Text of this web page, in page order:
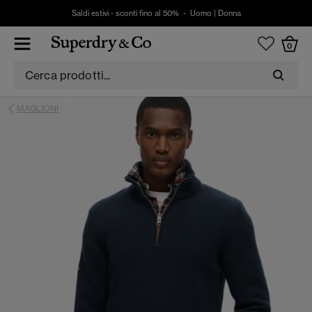
Saldi estivi - sconti fino al 50% - Uomo Donna
0
MAGLIONI